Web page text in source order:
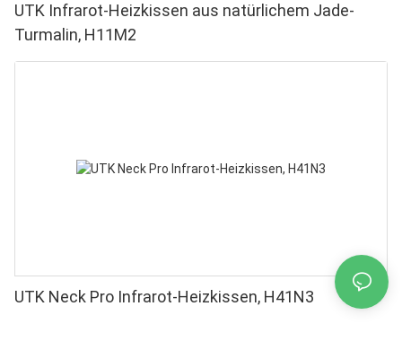
UTK Infrarot-Heizkissen aus natürlichem Jade-
Turmalin, H11M2
UTK Neck Pro Infrarot-Heizkissen, H41N3